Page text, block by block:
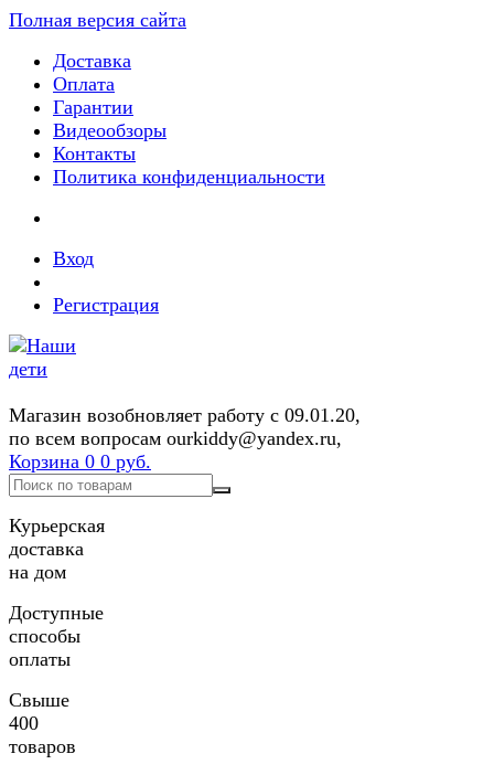
Полная версия сайта
Доставка
Оплата
Гарантии
Видеообзоры
Контакты
Политика конфиденциальности
Вход
Регистрация
Магазин возобновляет работу с 09.01.20,
по всем вопросам ourkiddy@yandex.ru,
Корзина 0 0 руб.
Курьерская
доставка
на дом
Доступные
способы
оплаты
Свыше
400
товаров